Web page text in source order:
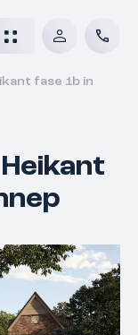
fase 1b in